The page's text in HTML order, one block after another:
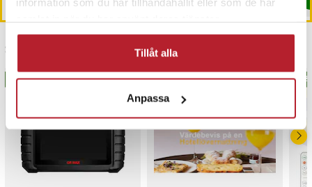
Tillåt alla
Anpassa
Senast besökta
BÄSTSÄLJARE